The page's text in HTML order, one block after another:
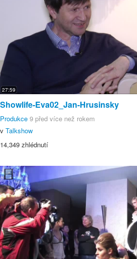
27:59
Showlife-Eva02_Jan-Hrusinsky
Produkce 9 před více než rokem
v Talkshow
14,349 zhlédnutí